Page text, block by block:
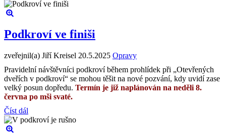
Podkroví ve finiši
zveřejnil(a) Jiří Kreisel 20.5.2025 Opravy
Pravidelní návštěvníci podkroví během prohlídek při „Otevřených
dveřích v podkroví“ se mohou těšit na nové pozvání, kdy uvidí zase
velký posun dopředu. Termín je již naplánován na neděli 8.
června po mši svaté.
Číst dál